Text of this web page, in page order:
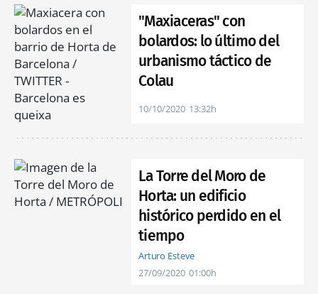
"Maxiaceras" con
bolardos: lo último del
urbanismo táctico de
Colau
10/10/2020 13:32h
La Torre del Moro de
Horta: un edificio
histórico perdido en el
tiempo
Arturo Esteve
27/09/2020 01:00h